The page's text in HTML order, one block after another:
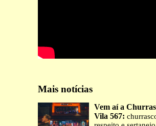
Mais notícias
Vem aí a
Vila 567: